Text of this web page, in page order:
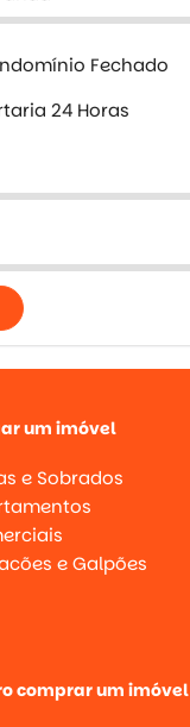
Fechado
24 Horas
um imóvel
e Sobrados
e Galpões
comprar um imóvel